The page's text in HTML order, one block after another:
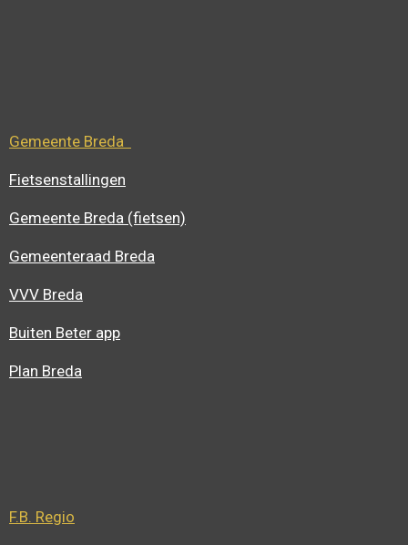
Gemeente Breda
Fietsenstallingen
Gemeente Breda (fietsen)
Gemeenteraad Breda
VVV Breda
Buiten Beter app
Plan Breda
F.B. Regio